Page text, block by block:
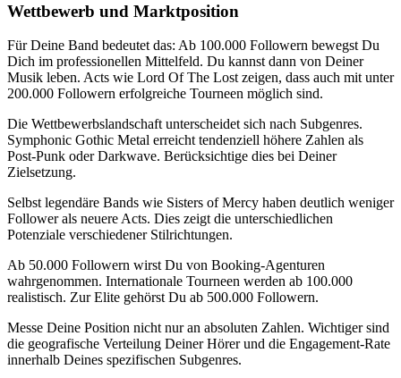
Wettbewerb und Marktposition
Für Deine Band bedeutet das: Ab 100.000 Followern bewegst Du
Dich im professionellen Mittelfeld. Du kannst dann von Deiner
Musik leben. Acts wie Lord Of The Lost zeigen, dass auch mit unter
200.000 Followern erfolgreiche Tourneen möglich sind.
Die Wettbewerbslandschaft unterscheidet sich nach Subgenres.
Symphonic Gothic Metal erreicht tendenziell höhere Zahlen als
Post-Punk oder Darkwave. Berücksichtige dies bei Deiner
Zielsetzung.
Selbst legendäre Bands wie Sisters of Mercy haben deutlich weniger
Follower als neuere Acts. Dies zeigt die unterschiedlichen
Potenziale verschiedener Stilrichtungen.
Ab 50.000 Followern wirst Du von Booking-Agenturen
wahrgenommen. Internationale Tourneen werden ab 100.000
realistisch. Zur Elite gehörst Du ab 500.000 Followern.
Messe Deine Position nicht nur an absoluten Zahlen. Wichtiger sind
die geografische Verteilung Deiner Hörer und die Engagement-Rate
innerhalb Deines spezifischen Subgenres.